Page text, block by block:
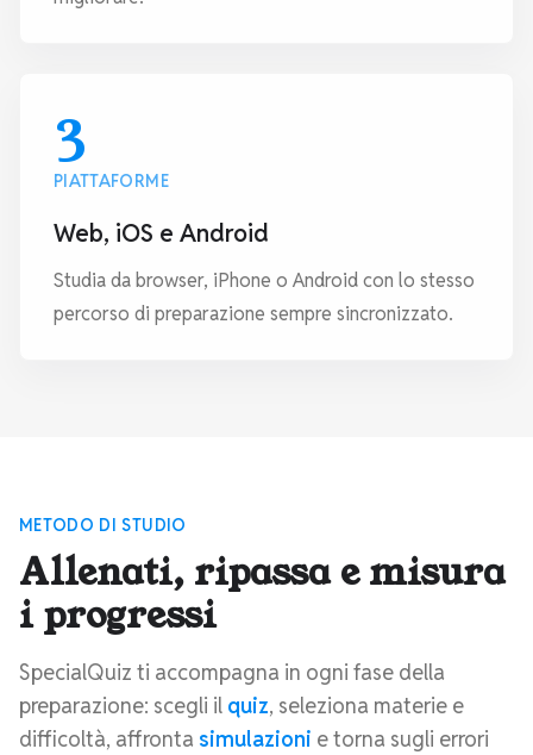
3
PIATTAFORME
Web, iOS e Android
Studia da browser, iPhone o Android con lo stesso
percorso di preparazione sempre sincronizzato.
METODO DI STUDIO
Allenati, ripassa e misura
i progressi
SpecialQuiz ti accompagna in ogni fase della
preparazione: scegli il quiz, seleziona materie e
difficoltà, affronta simulazioni e torna sugli errori